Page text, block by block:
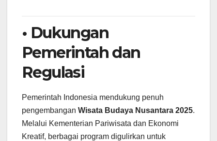
• Dukungan
Pemerintah dan
Regulasi
Pemerintah Indonesia mendukung penuh
pengembangan Wisata Budaya Nusantara 2025.
Melalui Kementerian Pariwisata dan Ekonomi
Kreatif, berbagai program digulirkan untuk